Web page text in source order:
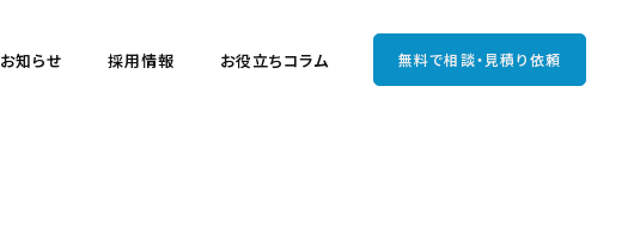
お知らせ 採用情報 お役立ちコラム 無料で相談・見積り依頼